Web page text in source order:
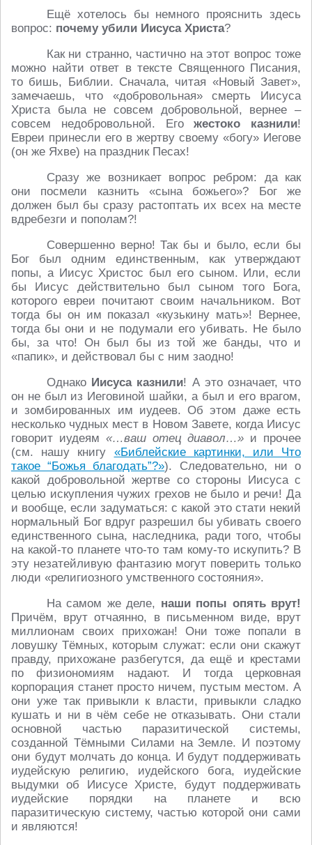
Ещё хотелось бы немного прояснить здесь
вопрос: почему убили Иисуса Христа?
Как ни странно, частично на этот вопрос тоже
можно найти ответ в тексте Священного Писания,
то бишь, Библии. Сначала, читая «Новый Завет»,
замечаешь, что «добровольная» смерть Иисуса
Христа была не совсем добровольной, вернее –
совсем недобровольной. Егожестоко казнили!
Евреи принесли его в жертву своему «богу» Иегове
(он же Яхве) на праздник Песах!
Сразу же возникает вопрос ребром: да как
они посмели казнить «сына божьего»? Бог же
должен был бы сразу растоптать их всех на месте
вдребезги и пополам?!
Совершенно верно! Так бы и было, если бы
Бог был одним единственным, как утверждают
попы, а Иисус Христос был его сыном. Или, если
бы Иисус действительно был сыном того Бога,
которого евреи почитают своим начальником. Вот
тогда бы он им показал «кузькину мать»! Вернее,
тогда бы они и не подумали его убивать. Не было
бы, за что! Он был бы из той же банды, что и
«папик», и действовал бы с ним заодно!
Однако Иисуса казнили! А это означает, что
он не был из Иеговиной шайки, а был и его врагом,
и зомбированных им иудеев. Об этом даже есть
несколько чудных мест в Новом Завете, когда Иисус
говорит иудеям «…ваш отец диавол…» и прочее
(см. нашу книгу «Библейские картинки, или Что
такое “Божья благодать”?»). Следовательно, ни о
какой добровольной жертве со стороны Иисуса с
целью искупления чужих грехов не было и речи! Да
и вообще, если задуматься: с какой это стати некий
нормальный Бог вдруг разрешил бы убивать своего
единственного сына, наследника, ради того, чтобы
на какой-то планете что-то там кому-то искупить? В
эту незатейливую фантазию могут поверить только
люди «религиозного умственного состояния».
На самом же деле, наши попы опять врут!
Причём, врут отчаянно, в письменном виде, врут
миллионам своих прихожан! Они тоже попали в
ловушку Тёмных, которым служат: если они скажут
правду, прихожане разбегутся, да ещё и крестами
по физиономиям надают. И тогда церковная
корпорация станет просто ничем, пустым местом. А
они уже так привыкли к власти, привыкли сладко
кушать и ни в чём себе не отказывать. Они стали
основной частью паразитической системы,
созданной Тёмными Силами на Земле. И поэтому
они будут молчать до конца. И будут поддерживать
иудейскую религию, иудейского бога, иудейские
выдумки об Иисусе Христе, будут поддерживать
иудейские порядки на планете и всю
паразитическую систему, частью которой они сами
и являются!